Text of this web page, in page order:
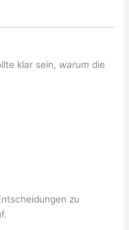
klar sein, warum die
zu